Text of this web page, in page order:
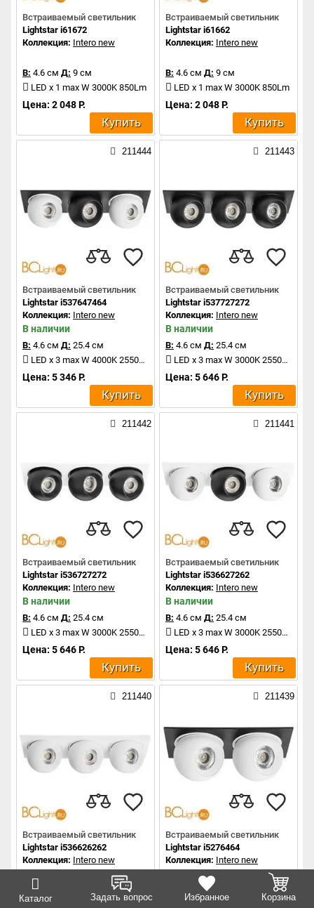
Каталог Задать вопрос Избранное Корзина
Встраиваемый светильник
Lightstar i61672
Коллекция: Intero new
В: 4.6 см Д: 9 см
LED x 1 max W 3000K 850Lm
Цена: 2 048 Р.
Купить
Встраиваемый светильник
Lightstar i61662
Коллекция: Intero new
В: 4.6 см Д: 9 см
LED x 1 max W 3000K 850Lm
Цена: 2 048 Р.
Купить
211444
Встраиваемый светильник
Lightstar i537647464
Коллекция: Intero new
В наличии
В: 4.6 см Д: 25.4 см
LED x 3 max W 4000K 2550Lm
Цена: 5 346 Р.
Купить
211443
Встраиваемый светильник
Lightstar i537727272
Коллекция: Intero new
В наличии
В: 4.6 см Д: 25.4 см
LED x 3 max W 3000K 2550Lm
Цена: 5 646 Р.
Купить
211442
Встраиваемый светильник
Lightstar i536727272
Коллекция: Intero new
В наличии
В: 4.6 см Д: 25.4 см
LED x 3 max W 3000K 2550Lm
Цена: 5 646 Р.
Купить
211441
Встраиваемый светильник
Lightstar i536627262
Коллекция: Intero new
В наличии
В: 4.6 см Д: 25.4 см
LED x 3 max W 3000K 2550Lm
Цена: 5 646 Р.
Купить
211440
Встраиваемый светильник
Lightstar i536626262
Коллекция: Intero new
В наличии
4.6 см
LED x 3 max W 3000K 2550Lm
211439
Встраиваемый светильник
Lightstar i5276464
Коллекция: Intero new
В наличии
4.6 см Д:
LED x 2 max W 4000K 1700Lm